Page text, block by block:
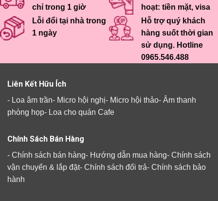
chỉ trong 1 giờ
hoạt: tiền mặt, visa
Lỗi đổi tại nhà trong
1 ngày
Hỗ trợ quý khách
hàng suốt thời gian
sử dụng. Hotline
0965.546.488
Liên Kết Hữu Ích
- Loa âm trần- Micro hội nghị- Micro hội thảo- Âm thanh
phòng họp- Loa cho quán Cafe
Chính Sách Bán Hàng
- Chính sách bán hàng- Hướng dẫn mua hàng- Chính sách
vận chuyển & lắp đặt- Chính sách đổi trả- Chính sách bảo
hành